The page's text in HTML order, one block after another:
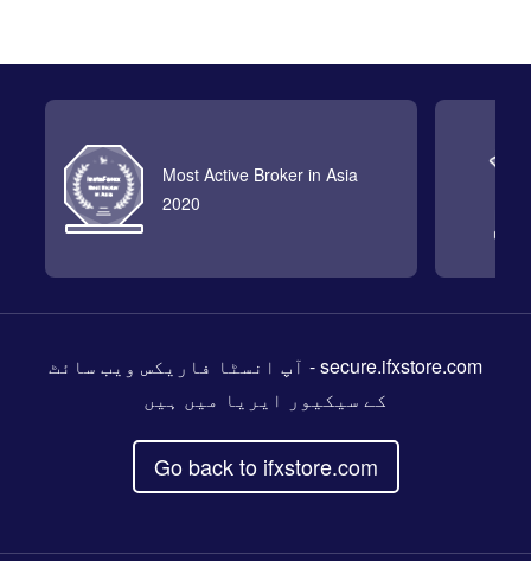
Most Active Broker in Asia
2020
secure.ifxstore.com- آپ انسٹا فاریکس ویب سائٹ
کے سیکیور ایریا میں ہیں
Go back to ifxstore.com